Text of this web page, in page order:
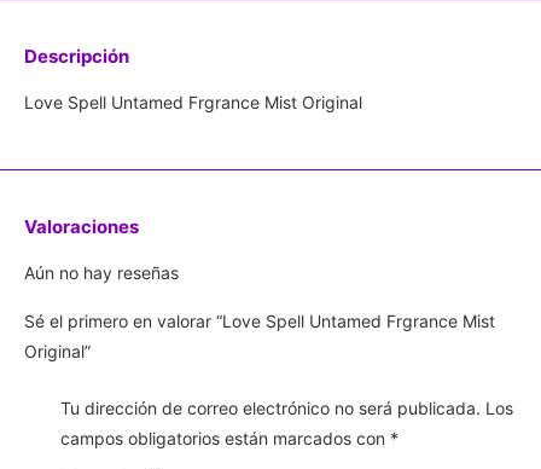
Descripción
Love Spell Untamed Frgrance Mist Original
Valoraciones
Aún no hay reseñas
Sé el primero en valorar “Love Spell Untamed Frgrance Mist
Original”
Tu dirección de correo electrónico no será publicada. Los
campos obligatorios están marcados con *